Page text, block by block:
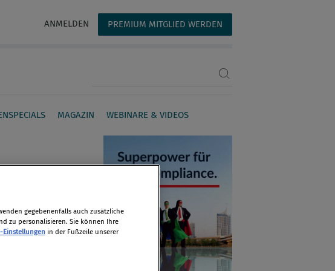
ANMELDEN PREMIUM MITGLIED WERDEN
MAGAZIN WEBINARE & VIDEOS
gegebenenfalls auch zusätzliche
zu personalisieren. Sie können Ihre
Einstellungen in der Fußzeile unserer